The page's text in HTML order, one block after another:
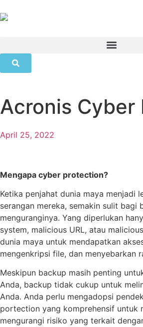
Acronis Cyber
April 25, 2022
Mengapa cyber protection?
Ketika penjahat dunia maya menjadi
serangan mereka, semakin sulit bagi
menguranginya. Yang diperlukan
system, malicious URL, atau
dunia maya untuk mendapatkan
mengenkripsi file, dan menyebarkan
Meskipun backup masih penting
Anda, backup tidak cukup untuk
Anda. Anda perlu mengadopsi
portection yang komprehensif untuk
mengurangi risiko yang terkait